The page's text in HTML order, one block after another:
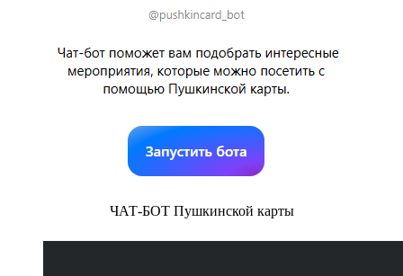
ЧАТ-БОТ Пушкинской карты